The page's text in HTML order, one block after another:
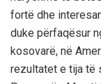
fortë dhe
duke përfaqësur
kosovarë, në
rezultatet e tija të